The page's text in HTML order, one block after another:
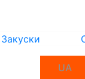
Закуски
UA